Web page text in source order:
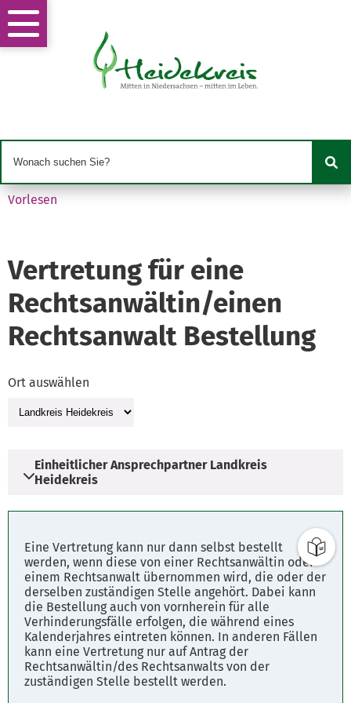
Vorlesen
Vertretung für eine
Rechtsanwältin/einen
Rechtsanwalt Bestellung
Eine Vertretung kann nur dann selbst bestellt
werden, wenn diese von einer Rechtsanwältin oder
einem Rechtsanwalt übernommen wird, die oder der
derselben zuständigen Stelle angehört. Dabei kann
die Bestellung auch von vornherein für alle
Verhinderungsfälle erfolgen, die während eines
Kalenderjahres eintreten können. In anderen Fällen
kann eine Vertretung nur auf Antrag der
Rechtsanwältin/des Rechtsanwalts von der
zuständigen Stelle bestellt werden.
Ort auswählen
Einheitlicher Ansprechpartner Landkreis
Heidekreis
Harburger Straße 2
29614 Soltau
Parkplätze
Fahrplanauskunft